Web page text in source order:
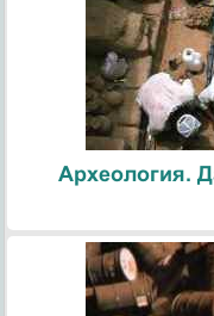
Археология.